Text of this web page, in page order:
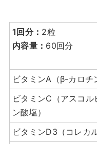
1回分： 2粒
内容量： 60回分
ビタミンA（β-カロチ
ビタミンC（アスコ
ン酸塩）
ビタミンD3（コレカ